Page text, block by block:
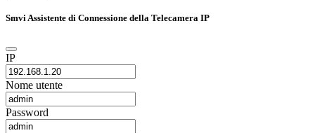
Smvi Assistente di Connessione della Telecamera IP
IP
Nome utente
Password